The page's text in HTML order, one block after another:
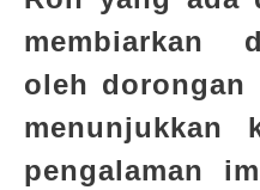
membiarkan
oleh dorongan
menunjukkan
pengalaman